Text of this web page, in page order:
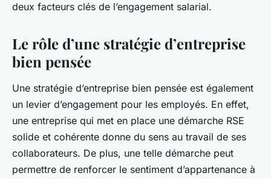
deux facteurs clés de l’engagement salarial.
Le rôle d’une stratégie d’entreprise
bien pensée
Une stratégie d’entreprise bien pensée est également
un levier d’engagement pour les employés. En effet,
une entreprise qui met en place une démarche RSE
solide et cohérente donne du sens au travail de ses
collaborateurs. De plus, une telle démarche peut
permettre de renforcer le sentiment d’appartenance à